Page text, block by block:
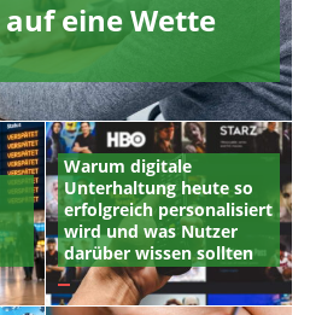
eine Wette
Warum digitale
Unterhaltung heute so
erfolgreich personalisiert
wird und was Nutzer
darüber wissen sollten